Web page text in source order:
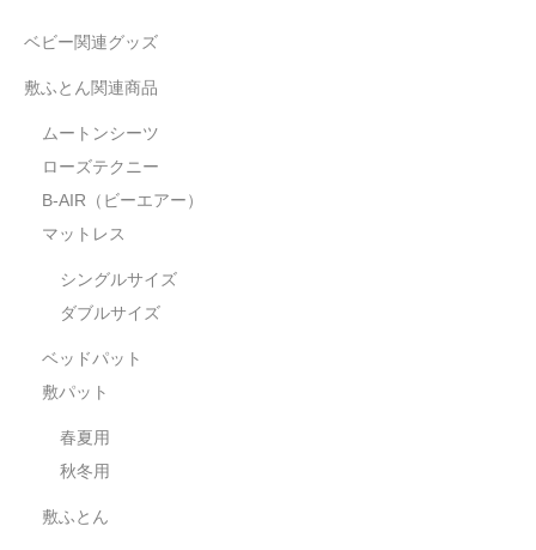
ベビー関連グッズ
敷ふとん関連商品
ムートンシーツ
ローズテクニー
B-AIR（ビーエアー）
マットレス
シングルサイズ
ダブルサイズ
ベッドパット
敷パット
春夏用
秋冬用
敷ふとん